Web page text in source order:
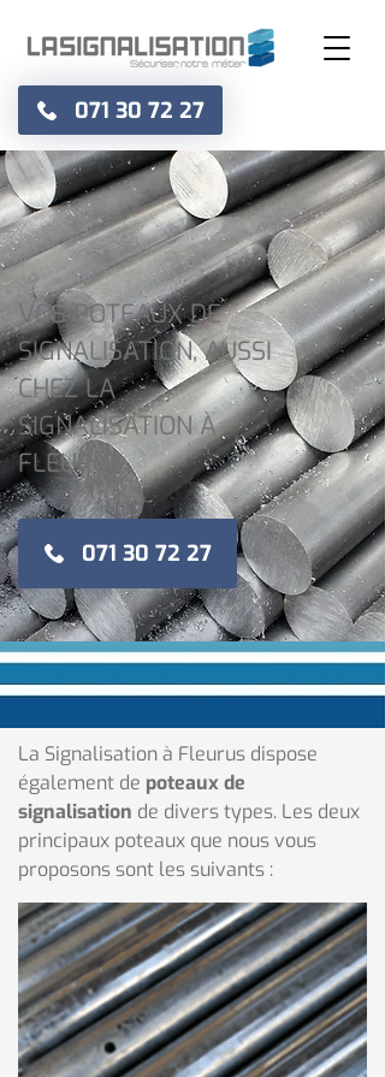
071 30 72 27
VOS POTEAUX DE
SIGNALISATION, AUSSI
CHEZ LA
SIGNALISATION À
FLEURUS
071 30 72 27
La Signalisation à Fleurus dispose
également de poteaux de
signalisation de divers types. Les deux
principaux poteaux que nous vous
proposons sont les suivants :